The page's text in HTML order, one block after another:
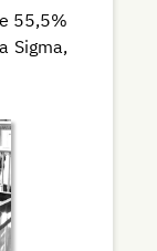
55,5%
Sigma,